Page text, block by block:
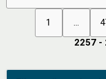
1
2257 -